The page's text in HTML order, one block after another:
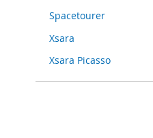
Spacetourer
Xsara
Xsara Picasso